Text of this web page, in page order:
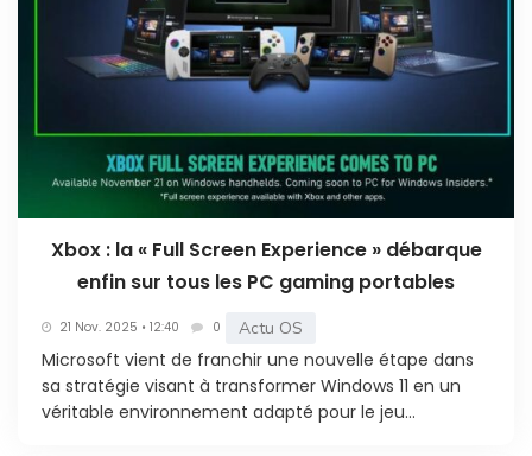
Xbox : la « Full Screen Experience » débarque
enfin sur tous les PC gaming portables
21 Nov. 2025 • 12:40 0 Actu OS
Microsoft vient de franchir une nouvelle étape dans
sa stratégie visant à transformer Windows 11 en un
véritable environnement adapté pour le jeu...